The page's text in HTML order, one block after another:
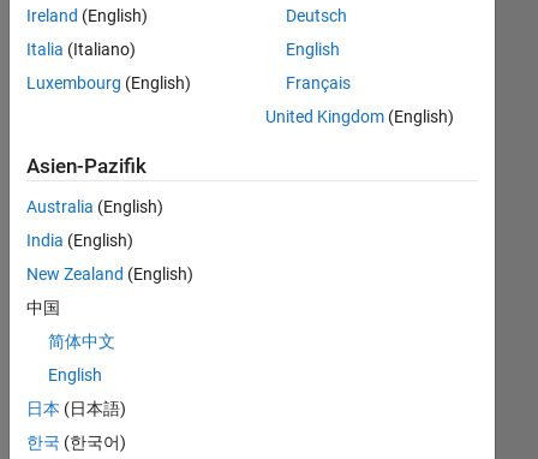
oder
alle
Stellenangebote
anzeigen .
noch
keine
offenen
Stellen
können,
die
Ihren
entsprechen,
werden
Ireland (English)
Italia (Italiano)
Luxembourg (English)
Deutsch
English
Français
United Kingdom(English)
Asien-Pazifik
Australia (English)
India (English)
New Zealand (English)
中国
简体中文
English
日本 (日本語)
한국 (한국어)